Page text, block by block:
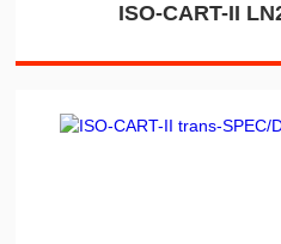
ISO-CART-II